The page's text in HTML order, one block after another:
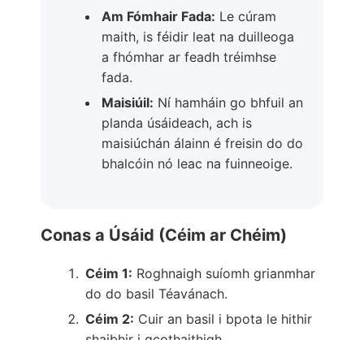
Am Fómhair Fada: Le cúram
maith, is féidir leat na duilleoga
a fhómhar ar feadh tréimhse
fada.
Maisiúil: Ní hamháin go bhfuil an
planda úsáideach, ach is
maisiúchán álainn é freisin do do
bhalcóin nó leac na fuinneoige.
Conas a Úsáid (Céim ar Chéim)
Céim 1: Roghnaigh suíomh grianmhar
do do basil Téavánach.
Céim 2: Cuir an basil i bpota le hithir